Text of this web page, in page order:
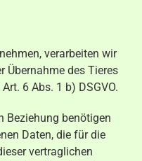
verarbeiten wir
Übernahme des Tieres
6 Abs. 1 b) DSGVO.
Beziehung benötigen
Daten, die für die
vertraglichen